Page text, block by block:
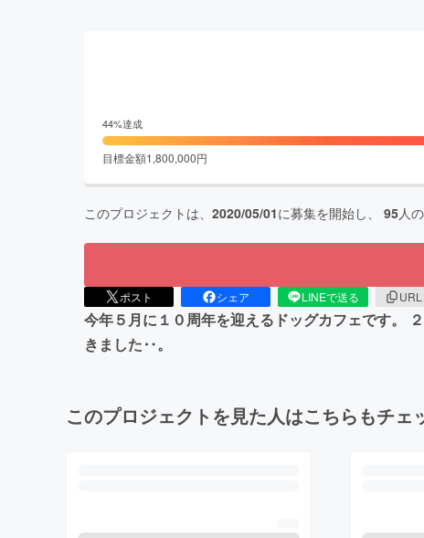
44%達成
目標金額1,800,000円
このプロジェクトは、 2020/05/01に募集を開始し、 95人
ポスト シェア LINEで送る
今年５月に１０周年を迎えるドッグカフェです。
きました‥。
このプロジェクトを見た人はこちらもチェ